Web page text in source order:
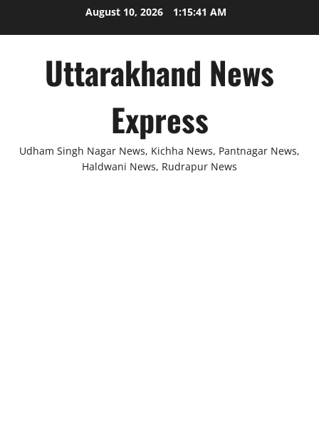
August 10, 2026 1:15:41 AM
Uttarakhand News
Express
Udham Singh Nagar News, Kichha News, Pantnagar News,
Haldwani News, Rudrapur News